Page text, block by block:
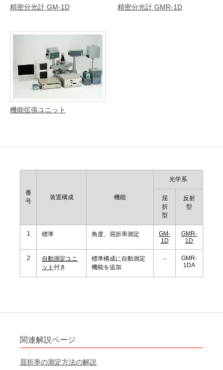
精密分光計 GM-1D 精密分光計 GMR-1D
機能拡張ユニット
番
号
装置構成 機能
光学系
屈
折
型
反射
型
1 標準 角度、屈折率測定
GM-
1D
GMR-
1D
2
自動測定ユニ
ット 付き
標準構成に自動測定
機能を追加
－
GMR-
1DA
関連解説ページ
屈折率の測定方法の解説